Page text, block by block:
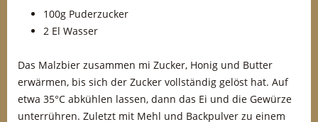
100g Puderzucker
2 El Wasser
Das Malzbier zusammen mi Zucker, Honig und Butter
erwärmen, bis sich der Zucker vollständig gelöst hat. Auf
etwa 35°C abkühlen lassen, dann das Ei und die Gewürze
unterrühren. Zuletzt mit Mehl und Backpulver zu einem